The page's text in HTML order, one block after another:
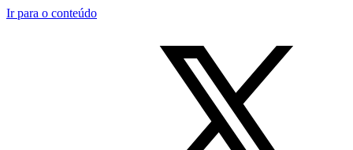
Ir para o conteúdo